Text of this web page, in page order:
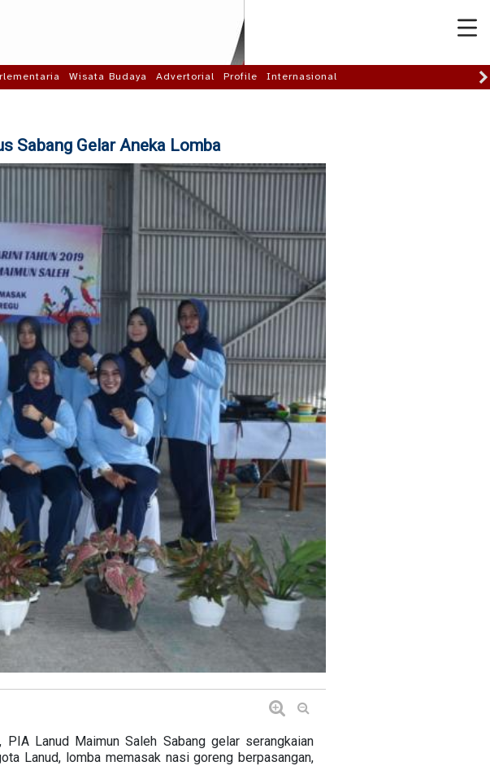
Wisata Budaya Advertorial Profile Internasional
Sabang Gelar Aneka Lomba
Lanud Maimun Saleh Sabang gelar serangkaian
Lanud, lomba memasak nasi goreng berpasangan,